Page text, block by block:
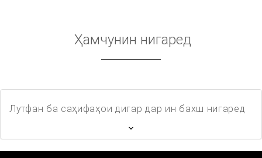
Ҳамчунин нигаред
Лутфан ба саҳифаҳои дигар дар ин бахш нигаред